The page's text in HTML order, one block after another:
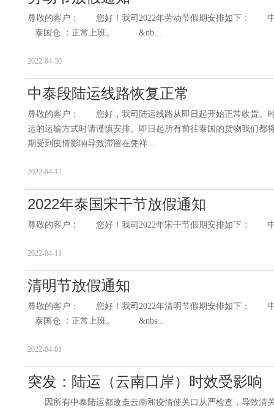
尊敬的客户： 您好！我司2022年劳动节假期安排如下： 中
泰国仓 ：正常上班。 &nb...
2022-04-30
中泰段陆运线路恢复正常
尊敬的客户： 您好，我司陆运线路从即日起开始正常收货。时
运的运输方式时请谨慎安排。即日起所有前往泰国的货物我们
期受到疫情影响导致滞留在凭祥...
2022-04-12
2022年泰国宋干节放假通知
尊敬的客户： 您好！我司2022年宋干节假期安排如下
2022-04-11
清明节放假通知
尊敬的客户： 您好！我司2022年清明节假期安排如下： 中
泰国仓 ：正常上班。 &nbs...
2022-04-01
突发：陆运（云南口岸）时效受影响
因所有中泰陆运都改走云南和疫情使关口从严检查，导致清